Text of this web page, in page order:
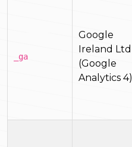
_ga
Google
Ireland Ltd
(Google
Analytics 4)